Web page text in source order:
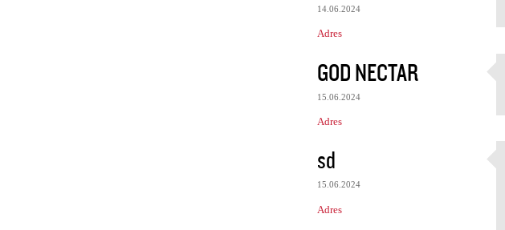
14.06.2024
Adres
GOD NECTAR
15.06.2024
Adres
sd
15.06.2024
Adres